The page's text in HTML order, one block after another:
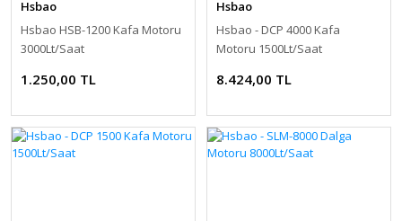
Hsbao
Hsbao HSB-1200 Kafa Motoru
3000Lt/Saat
1.250,00 TL
Hsbao
Hsbao - DCP 4000 Kafa
Motoru 1500Lt/Saat
8.424,00 TL